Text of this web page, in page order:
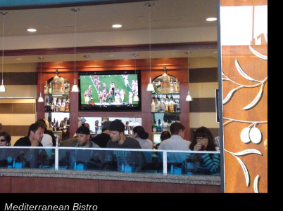
Mediterranean Bistro